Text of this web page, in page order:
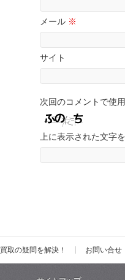
メール ※
サイト
次回のコメントで使
上に表示された文字
買取の疑問を解決！ お問い合せ